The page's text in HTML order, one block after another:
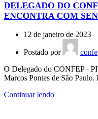
DELEGADO DO
ENCONTRA COM
12 de janeiro de 2023
Postado por
O Delegado do CONFEP -
Marcos Pontes de São
Continuar lendo